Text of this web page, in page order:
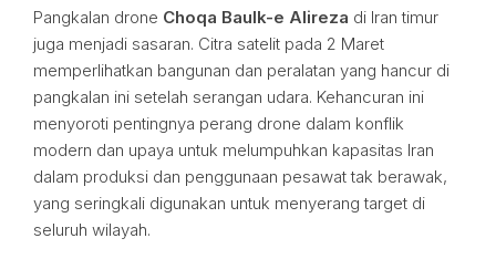
Pangkalan drone Choqa Baulk-e Alireza di Iran timur
juga menjadi sasaran. Citra satelit pada 2 Maret
memperlihatkan bangunan dan peralatan yang hancur di
pangkalan ini setelah serangan udara. Kehancuran ini
menyoroti pentingnya perang drone dalam konflik
modern dan upaya untuk melumpuhkan kapasitas Iran
dalam produksi dan penggunaan pesawat tak berawak,
yang seringkali digunakan untuk menyerang target di
seluruh wilayah.